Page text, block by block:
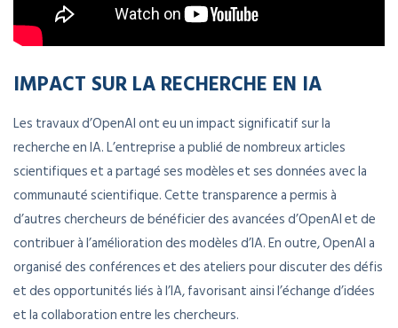
IMPACT SUR LA RECHERCHE EN IA
Les travaux d’OpenAI ont eu un impact significatif sur la
recherche en IA. L’entreprise a publié de nombreux articles
scientifiques et a partagé ses modèles et ses données avec la
communauté scientifique. Cette transparence a permis à
d’autres chercheurs de bénéficier des avancées d’OpenAI et de
contribuer à l’amélioration des modèles d’IA. En outre, OpenAI a
organisé des conférences et des ateliers pour discuter des défis
et des opportunités liés à l’IA, favorisant ainsi l’échange d’idées
et la collaboration entre les chercheurs.